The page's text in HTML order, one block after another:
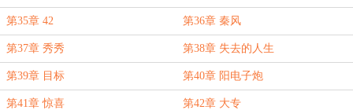
第35章 42 第36章 秦风
第37章 秀秀 第38章 失去的人生
第39章 目标 第40章 阳电子炮
第41章 惊喜 第42章 大专